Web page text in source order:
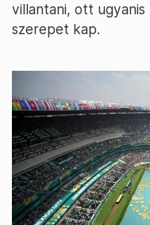
villantani, ott ugyanis
szerepet kap.